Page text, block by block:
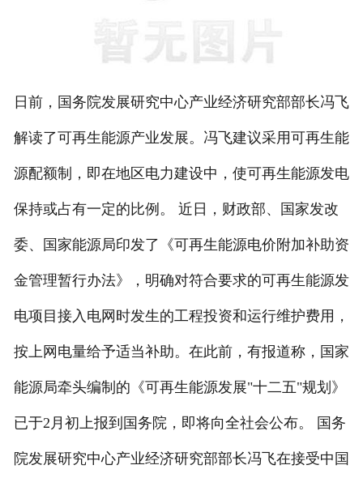
资质荣誉
联系我们
日前，国务院发展研究中心产业经济研究部部长冯飞
解读了可再生能源产业发展。冯飞建议采用可再生能
源配额制，即在地区电力建设中，使可再生能源发电
保持或占有一定的比例。 近日，财政部、国家发改
委、国家能源局印发了《可再生能源电价附加补助资
金管理暂行办法》，明确对符合要求的可再生能源发
电项目接入电网时发生的工程投资和运行维护费用，
按上网电量给予适当补助。在此前，有报道称，国家
能源局牵头编制的《可再生能源发展"十二五"规划》
已于2月初上报到国务院，即将向全社会公布。 国务
院发展研究中心产业经济研究部部长冯飞在接受中国